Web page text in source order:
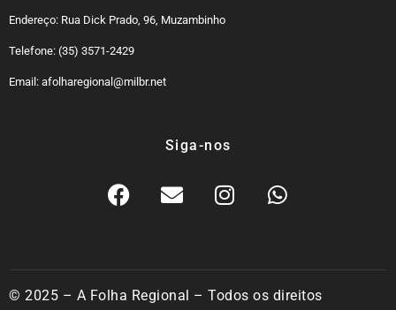
Endereço: Rua Dick Prado, 96, Muzambinho
Telefone: (35) 3571-2429
Email: afolharegional@milbr.net
Siga-nos
© 2025 – A Folha Regional – Todos os direitos